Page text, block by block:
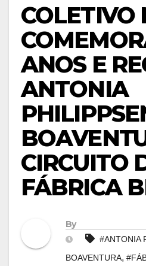
COLETIVO
ANOS E
ANTONIA
CIRCUITO
FÁBRICA
By
#ANTONIA
BOAVENTURA,